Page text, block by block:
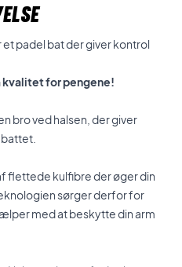
et padel bat der giver kontrol
kvalitet for pengene!
bro ved halsen, der giver
flettede kulfibre der øger din
sørger derfor for
med at beskytte din arm